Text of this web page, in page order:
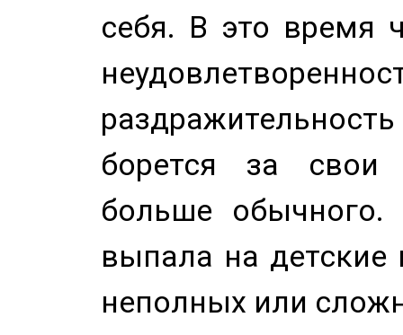
себя. В это время
борется за свои
больше
выпала на детские
неполных или